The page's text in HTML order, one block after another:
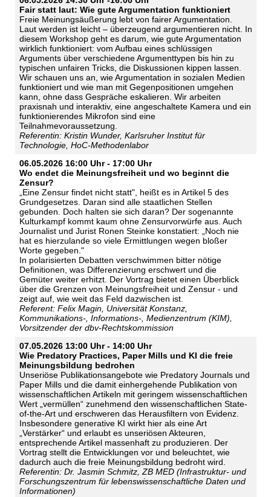
Fair statt laut: Wie gute Argumentation funktioniert
Freie Meinungsäußerung lebt von fairer Argumentation.
Laut werden ist leicht – überzeugend argumentieren nicht. In
diesem Workshop geht es darum, wie gute Argumentation
wirklich funktioniert: vom Aufbau eines schlüssigen
Arguments über verschiedene Argumenttypen bis hin zu
typischen unfairen Tricks, die Diskussionen kippen lassen.
Wir schauen uns an, wie Argumentation in sozialen Medien
funktioniert und wie man mit Gegenpositionen umgehen
kann, ohne dass Gespräche eskalieren. Wir arbeiten
praxisnah und interaktiv, eine angeschaltete Kamera und ein
funktionierendes Mikrofon sind eine
Teilnahmevoraussetzung.
Referentin: Kristin Wunder, Karlsruher Institut für
Technologie, HoC-Methodenlabor
06.05.2026 16:00 Uhr - 17:00 Uhr
Wo endet die Meinungsfreiheit und wo beginnt die
Zensur?
„Eine Zensur findet nicht statt", heißt es in Artikel 5 des
Grundgesetzes. Daran sind alle staatlichen Stellen
gebunden. Doch halten sie sich daran? Der sogenannte
Kulturkampf kommt kaum ohne Zensurvorwürfe aus. Auch
Journalist und Jurist Ronen Steinke konstatiert: „Noch nie
hat es hierzulande so viele Ermittlungen wegen bloßer
Worte gegeben."
In polarisierten Debatten verschwimmen bitter nötige
Definitionen, was Differenzierung erschwert und die
Gemüter weiter erhitzt. Der Vortrag bietet einen Überblick
über die Grenzen von Meinungsfreiheit und Zensur - und
zeigt auf, wie weit das Feld dazwischen ist.
Referent: Felix Magin, Universität Konstanz,
Kommunikations-, Informations-, Medienzentrum (KIM),
Vorsitzender der dbv-Rechtskommission
07.05.2026 13:00 Uhr - 14:00 Uhr
Wie Predatory Practices, Paper Mills und KI die freie
Meinungsbildung bedrohen
Unseriöse Publikationsangebote wie Predatory Journals und
Paper Mills und die damit einhergehende Publikation von
wissenschaftlichen Artikeln mit geringem wissenschaftlichen
Wert „vermüllen“ zunehmend den wissenschaftlichen State-
of-the-Art und erschweren das Herausfiltern von Evidenz.
Insbesondere generative KI wirkt hier als eine Art
„Verstärker“ und erlaubt es unseriösen Akteuren,
entsprechende Artikel massenhaft zu produzieren. Der
Vortrag stellt die Entwicklungen vor und beleuchtet, wie
dadurch auch die freie Meinungsbildung bedroht wird.
Referentin: Dr. Jasmin Schmitz, ZB MED (Infrastruktur- und
Forschungszentrum für lebenswissenschaftliche Daten und
Informationen)